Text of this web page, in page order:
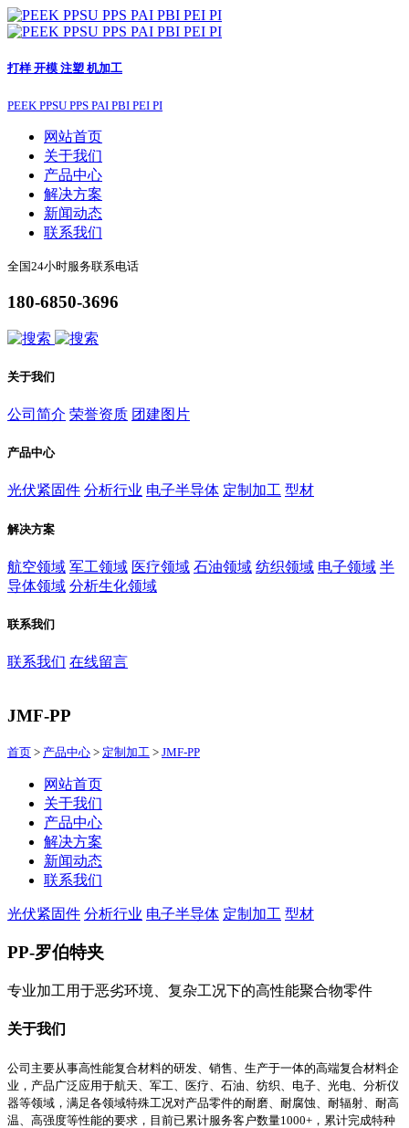
打样 开模 注塑 机加工
PEEK PPSU PPS PAI PBI PEI PI
网站首页
关于我们
产品中心
解决方案
新闻动态
联系我们
全国24小时服务联系电话
180-6850-3696
关于我们
公司简介 荣誉资质 团建图片
产品中心
光伏紧固件 分析行业 电子半导体 定制加工 型材
解决方案
航空领域 军工领域 医疗领域 石油领域 纺织领域 电子领域 半
导体领域 分析生化领域
联系我们
联系我们 在线留言
JMF-PP
首页 > 产品中心 > 定制加工 > JMF-PP
网站首页
关于我们
产品中心
解决方案
新闻动态
联系我们
光伏紧固件 分析行业 电子半导体 定制加工 型材
PP-罗伯特夹
专业加工用于恶劣环境、复杂工况下的高性能聚合物零件
关于我们
公司主要从事高性能复合材料的研发、销售、生产于一体的高端复合材料企
业，产品广泛应用于航天、军工、医疗、石油、纺织、电子、光电、分析仪
器等领域，满足各领域特殊工况对产品零件的耐磨、耐腐蚀、耐辐射、耐高
温、高强度等性能的要求，目前已累计服务客户数量1000+，累计完成特种